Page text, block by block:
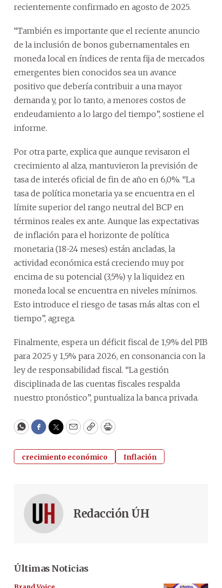
recientemente confirmado en agosto de 2025.
“También es importante que el reciente anuncio
de la inclusión de bonos gubernamentales en
moneda local en índices de renta fija de mercados
emergentes bien conocidos sea un avance
positivo que debería contribuir a una mayor
demanda y, por lo tanto, a menores costos de
endeudamiento a lo largo del tiempo”, sostiene el
informe.
Por otra parte, explica que aunque revisaron el
crecimiento al alza, mantuvieron la previsión de
tasa de interés oficial de fin de año en 6,0%. “La
tasa de política monetaria ya se encuentra en el
límite superior del rango neutral del BCP en
términos reales ex ante. Aunque las expectativas
de inflación para el horizonte de política
monetaria (18-24 meses) están ancladas, la
actividad económica está creciendo muy por
encima de su potencial (3,5%) y la liquidez en
moneda local se encuentra en niveles mínimos.
Esto introduce el riesgo de tasas más altas con el
tiempo”, agrega.
Finalmente, espera un déficit fiscal de 1,9% del PIB
para 2025 y 1,5% para 2026, en consonancia con la
ley de responsabilidad fiscal. “La gestión
disciplinada de las cuentas fiscales respalda
nuestro pronóstico”, puntualiza la banca privada.
WhatsApp
Facebook
Twitter
EmailCopyPrint
crecimiento económico Inflación
Redacción ÚH
Últimas Noticias